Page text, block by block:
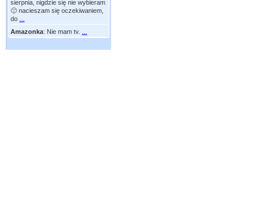
sierpnia, nigdzie się nie wybieram
🙂 nacieszam się oczekiwaniem,
do
Amazonka: Nie mam tv.